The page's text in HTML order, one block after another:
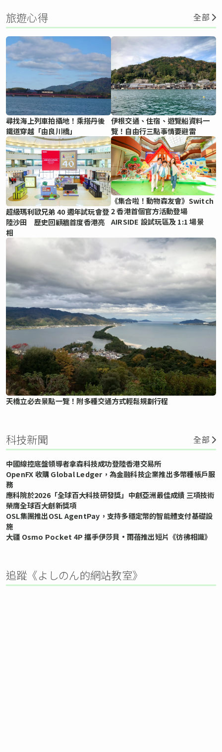
旅遊心得 全部
尋找海上列車拍攝地！乘搭丹後
鐵道穿越「由良川橋」
伊根交通、住宿、遊覽船資料一
覽！自由行三點事情要避雷
超級瑪利歐兄弟 40 週年試玩會登
陸沙田 歷史回顧牆首度香港亮
相
《集合啦！動物森友會》Switch
2 香港首個官方活動登場
AIRSIDE 設試玩區及 1:1 場景
天橋立必去景點一覽！附多種交通方式輕鬆規劃行程
科技新聞 全部
中國線控底盤領導者拿森科技成功登陸香港交易所
OpenFX 收購 Global Ledger，為金融科技企業推出多幣種帳戶服
務
應科院於2026「全球百大科技研發獎」中創亞洲最佳成績 三項技術
榮膺全球百大創新獎項
OSL集團推出OSL AgentPay，支持多穩定幣的智能體支付基礎設
施
大疆 Osmo Pocket 4P 攜手伊莎貝•雨蓓推出短片《彷彿相識》
追蹤《よしのん的網站教室》